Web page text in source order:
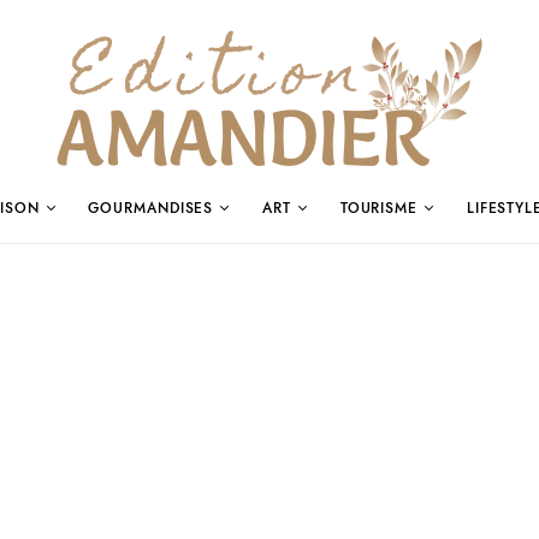
GOURMANDISES ART TOURISME